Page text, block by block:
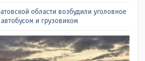
области возбудили уголовное
и грузовиком